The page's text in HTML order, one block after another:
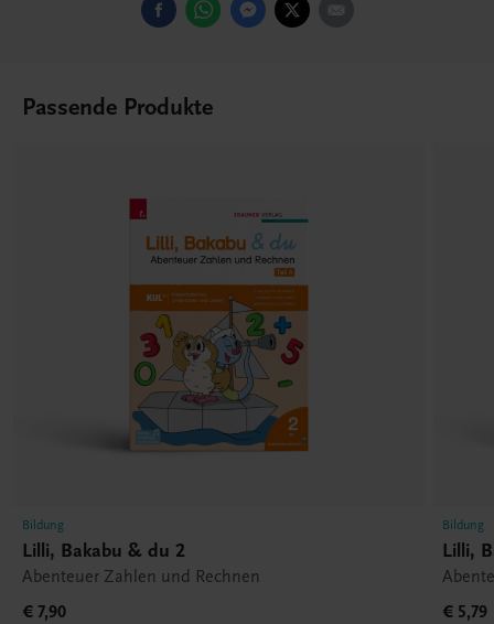
Passende Produkte
Bildung
Lilli, Bakabu & du 2
Abenteuer Zahlen und Rechnen
€ 7,90
Bildung
Lilli,
€ 5,79